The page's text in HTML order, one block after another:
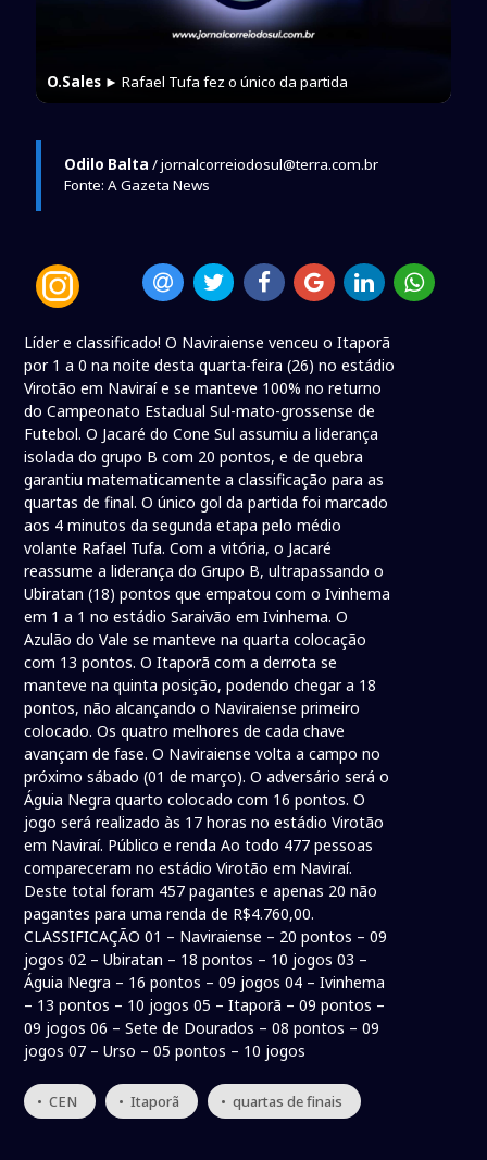
O.Sales► Rafael Tufa fez o único da partida
Odilo Balta / jornalcorreiodosul@terra.com.br
Fonte: A Gazeta News
Líder e classificado! O Naviraiense venceu o Itaporã
por 1 a 0 na noite desta quarta-feira (26) no estádio
Virotão em Naviraí e se manteve 100% no returno
do Campeonato Estadual Sul-mato-grossense de
Futebol. O Jacaré do Cone Sul assumiu a liderança
isolada do grupo B com 20 pontos, e de quebra
garantiu matematicamente a classificação para as
quartas de final. O único gol da partida foi marcado
aos 4 minutos da segunda etapa pelo médio
volante Rafael Tufa. Com a vitória, o Jacaré
reassume a liderança do Grupo B, ultrapassando o
Ubiratan (18) pontos que empatou com o Ivinhema
em 1 a 1 no estádio Saraivão em Ivinhema. O
Azulão do Vale se manteve na quarta colocação
com 13 pontos. O Itaporã com a derrota se
manteve na quinta posição, podendo chegar a 18
pontos, não alcançando o Naviraiense primeiro
colocado. Os quatro melhores de cada chave
avançam de fase. O Naviraiense volta a campo no
próximo sábado (01 de março). O adversário será o
Águia Negra quarto colocado com 16 pontos. O
jogo será realizado às 17 horas no estádio Virotão
em Naviraí. Público e renda Ao todo 477 pessoas
compareceram no estádio Virotão em Naviraí.
Deste total foram 457 pagantes e apenas 20 não
pagantes para uma renda de R$4.760,00.
CLASSIFICAÇÃO 01 – Naviraiense – 20 pontos – 09
jogos 02 – Ubiratan – 18 pontos – 10 jogos 03 –
Águia Negra – 16 pontos – 09 jogos 04 – Ivinhema
– 13 pontos – 10 jogos 05 – Itaporã – 09 pontos –
09 jogos 06 – Sete de Dourados – 08 pontos – 09
jogos 07 – Urso – 05 pontos – 10 jogos
• CEN • Itaporã • quartas de finais